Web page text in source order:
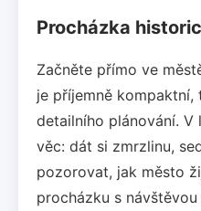
Procházka
Začněte přímo ve
je příjemně
detailního plánování. V
věc: dát si zmrzlinu,
pozorovat, jak město
procházku s